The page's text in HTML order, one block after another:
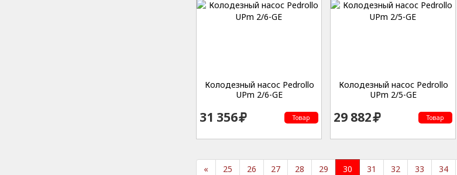
Колодезный насос Pedrollo
UPm 2/6-GE
31 356 Товар
Колодезный насос Pedrollo
UPm 2/5-GE
29 882 Товар
« 25 26 27 28 29 30 31 32 33 34